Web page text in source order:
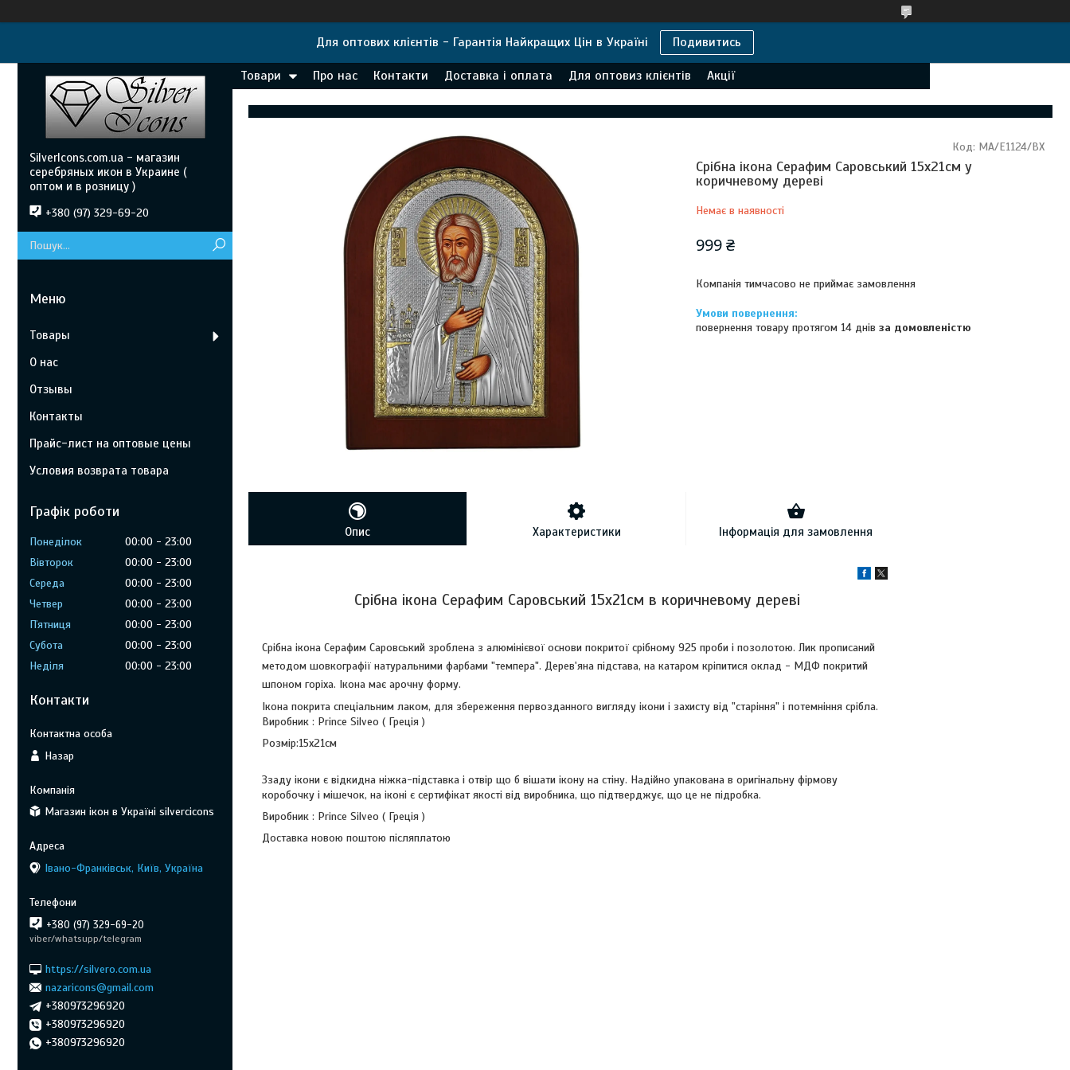
Для оптових клієнтів - Гарантія Найкращих Цін в Україні Подивитись
Товари Про нас Контакти Доставка і оплата Для оптовиз клієнтів Акції
Срібна ікона Серафим Саровський 15х21см у
коричневому дереві
Немає в наявності
Код: MA/E1124/BX
999 ₴
Компанія тимчасово не приймає замовлення
повернення товару протягом 14 днівза домовленістю
Опис Характеристики Інформація для замовлення
Срібна ікона Серафим Саровський 15х21см в коричневому дереві
Срібна ікона Серафим Саровський зроблена з алюмінієвої основи покритої срібному 925 проби і позолотою. Лик прописаний
методом шовкографії натуральними фарбами "темпера". Дерев'яна підстава, на катаром кріпитися оклад - МДФ покритий
шпоном горіха. Ікона має арочну форму.
Ікона покрита спеціальним лаком, для збереження первозданного вигляду ікони і захисту від "старіння" і потемніння срібла.
Виробник : Prince Silveo ( Греція )
Розмір:15х21см
Ззаду ікони є відкидна ніжка-підставка і отвір що б вішати ікону на стіну. Надійно упакована в оригінальну фірмову
коробочку і мішечок, на іконі є сертифікат якості від виробника, що підтверджує, що це не підробка.
Виробник : Prince Silveo ( Греція )
Доставка новою поштою післяплатою
SilverIcons.com.ua - магазин
серебряных икон в Украине (
оптом и в розницу )
+380 (97) 329-69-20
Товары
О нас
Отзывы
Контакты
Прайс-лист на оптовые цены
Условия возврата товара
Графік роботи
Понеділок 00:00
23:00
Вівторок
00:00
23:00
Середа
00:00
23:00
Четвер
00:00
23:00
Пʼятниця
00:00
23:00
Субота
00:00
23:00
Неділя
00:00 23:00
Контакти
Назар
Магазин ікон в Україні silvercicons
Івано-Франківськ, Київ, Україна
+380 (97) 329-69-20
viber/whatsupp/telegram
https://silvero.com.ua
nazaricons@gmail.com
+380973296920
+380973296920
+380973296920